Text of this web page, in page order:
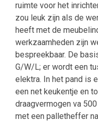
ruimte voor het
zou leuk zijn als de
heeft met de
werkzaamheden zijn
bespreekbaar. De
G/W/L; er wordt een
elektra. In het pand is
een net keukentje en
draagvermogen va
met een palletheffer